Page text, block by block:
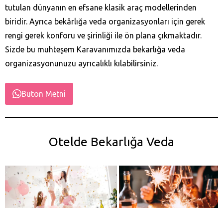
tutulan dünyanın en efsane klasik araç modellerinden
biridir. Ayrıca bekârlığa veda organizasyonları için gerek
rengi gerek konforu ve şirinliği ile ön plana çıkmaktadır.
Sizde bu muhteşem Karavanımızda bekarlığa veda
organizasyonunuzu ayrıcalıklı kılabilirsiniz.
Buton Metni
Otelde Bekarlığa Veda